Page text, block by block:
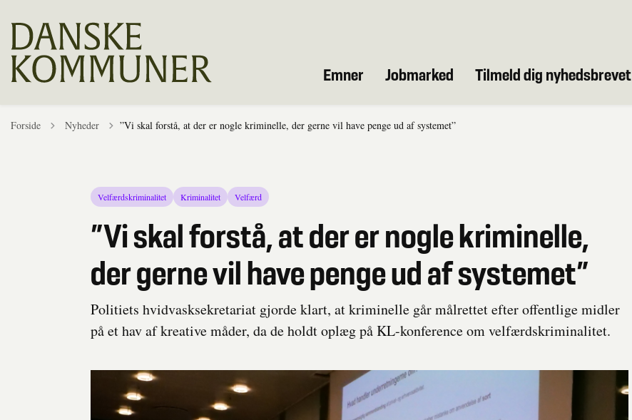
Emner Jobmarked Tilmeld dig nyhedsbrevet
Forside Tilbage til
Nyheder ”Vi skal forstå, at der er nogle kriminelle, der gerne vil have penge ud af systemet”
Velfærdskriminalitet Kriminalitet Velfærd
”Vi skal forstå, at der er nogle kriminelle,
der gerne vil have penge ud af systemet”
Politiets hvidvasksekretariat gjorde klart, at kriminelle går målrettet efter offentlige midler
på et hav af kreative måder, da de holdt oplæg på KL-konference om velfærdskriminalitet.